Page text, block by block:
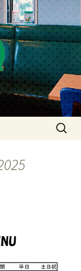
・上石神
ーこと
検
索: